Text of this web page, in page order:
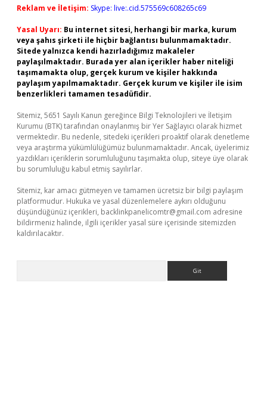
Reklam ve İletişim: Skype: live:.cid.575569c608265c69
Yasal Uyarı: Bu internet sitesi, herhangi bir marka, kurum
veya şahıs şirketi ile hiçbir bağlantısı bulunmamaktadır.
Sitede yalnızca kendi hazırladığımız makaleler
paylaşılmaktadır. Burada yer alan içerikler haber niteliği
taşımamakta olup, gerçek kurum ve kişiler hakkında
paylaşım yapılmamaktadır. Gerçek kurum ve kişiler ile isim
benzerlikleri tamamen tesadüfidir.
Sitemiz, 5651 Sayılı Kanun gereğince Bilgi Teknolojileri ve İletişim
Kurumu (BTK) tarafından onaylanmış bir Yer Sağlayıcı olarak hizmet
vermektedir. Bu nedenle, sitedeki içerikleri proaktif olarak denetleme
veya araştırma yükümlülüğümüz bulunmamaktadır. Ancak, üyelerimiz
yazdıkları içeriklerin sorumluluğunu taşımakta olup, siteye üye olarak
bu sorumluluğu kabul etmiş sayılırlar.
Sitemiz, kar amacı gütmeyen ve tamamen ücretsiz bir bilgi paylaşım
platformudur. Hukuka ve yasal düzenlemelere aykırı olduğunu
düşündüğünüz içerikleri, backlinkpanelicomtr@gmail.com adresine
bildirmeniz halinde, ilgili içerikler yasal süre içerisinde sitemizden
kaldırılacaktır.